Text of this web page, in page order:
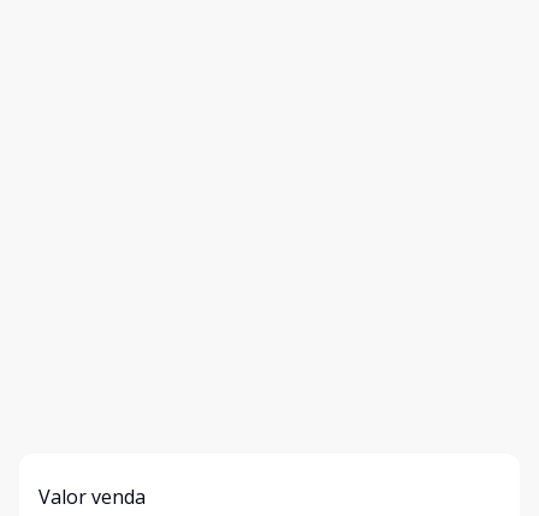
Valor venda